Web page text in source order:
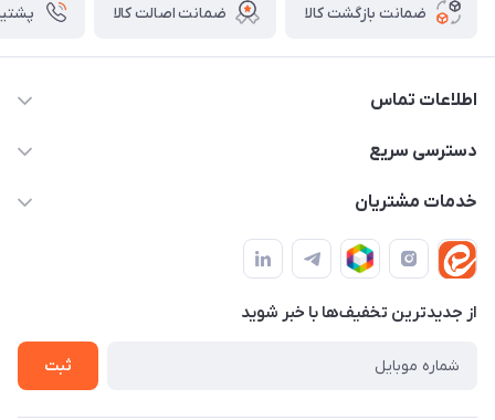
ضمانت بازگشت کالا ضمانت اصالت کالا
اطلاعات تماس
09982430312
دسترسی سریع
حساب کاربری
لیست محصولات
درباره ما
خدمات مشتریان
قوانین و مقررات
حریم خصوصی
راهنما
از جدید‌ترین تخفیف‌ها با‌ خبر شوید
ثبت